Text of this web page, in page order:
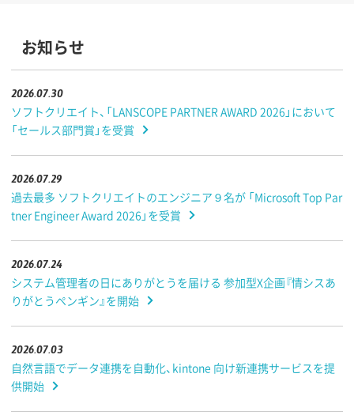
お知らせ
2026.07.30
ソフトクリエイト、「LANSCOPE PARTNER AWARD 2026」において
「セールス部門賞」を受賞
2026.07.29
過去最多 ソフトクリエイトのエンジニア９名が 「Microsoft Top Par
tner Engineer Award 2026」を受賞
2026.07.24
システム管理者の日にありがとうを届ける 参加型X企画『情シスあ
りがとうペンギン』を開始
2026.07.03
自然言語でデータ連携を自動化、kintone 向け新連携サービスを提
供開始